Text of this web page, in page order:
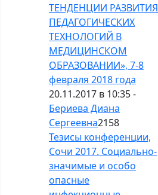
ТЕНДЕНЦИИ РАЗВИТИЯ
ПЕДАГОГИЧЕСКИХ
ТЕХНОЛОГИЙ В
МЕДИЦИНСКОМ
ОБРАЗОВАНИИ», 7-8
февраля 2018 года
20.11.2017 в 10:35 -
Бериева Диана
Сергеевна2158
Тезисы конференции,
Сочи 2017. Социально-
значимые и особо
опасные